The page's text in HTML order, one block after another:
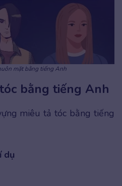
mặt bằng tiếng Anh
bằng tiếng Anh
miêu tả tóc bằng tiếng
dụ